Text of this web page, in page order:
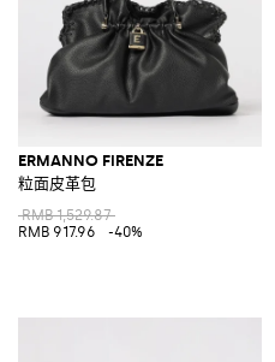
ERMANNO FIRENZE
粒面皮革包
RMB 1,529.87
RMB 917.96
-40%